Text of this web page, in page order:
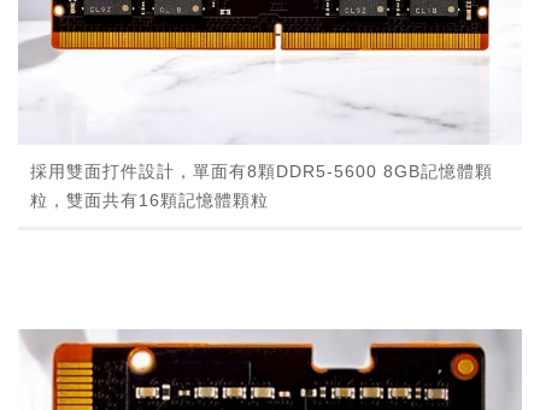
採用雙面打件設計，單面有8顆DDR5-5600 8GB記憶體顆
粒，雙面共有16顆記憶體顆粒